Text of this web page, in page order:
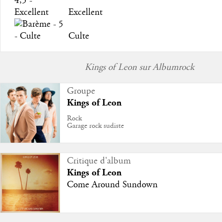
Excellent
Culte
Kings of Leon sur Albumrock
Groupe
Kings of Leon
Rock
Garage rock sudiste
Critique d'album
Kings of Leon
Come Around Sundown